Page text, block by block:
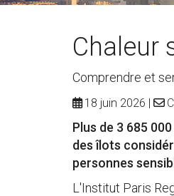
Chaleur
Comprendre et
18 juin 2026
Plus de 3 685
des îlots
personnes
L'Institut Paris